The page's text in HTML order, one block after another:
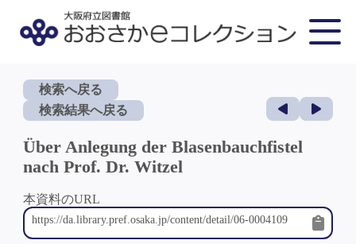
検索へ戻る
検索結果へ戻る
Über Anlegung der Blasenbauchfistel
nach Prof. Dr. Witzel
本資料のURL